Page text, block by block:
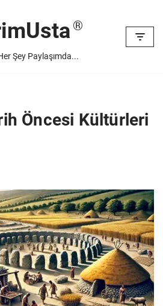
Şey Paylaşımda...
Öncesi Kültürleri